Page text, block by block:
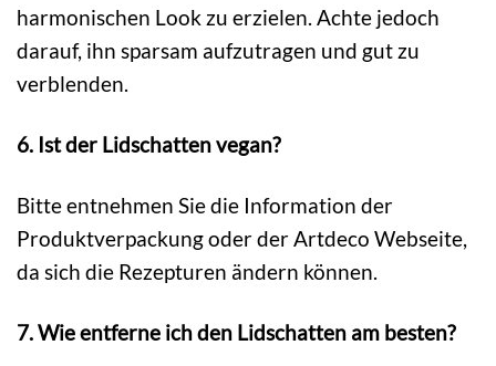
harmonischen Look zu erzielen. Achte jedoch
darauf, ihn sparsam aufzutragen und gut zu
verblenden.
6. Ist der Lidschatten vegan?
Bitte entnehmen Sie die Information der
Produktverpackung oder der Artdeco Webseite,
da sich die Rezepturen ändern können.
7. Wie entferne ich den Lidschatten am besten?